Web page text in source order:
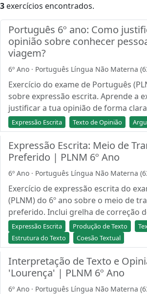
3 exercícios encontrados.
Português 6º ano: Como
opinião sobre conhecer
viagem?
6º Ano · Português Língua Não Materna
Exercício do exame de Português
sobre expressão escrita. Aprende a
justificar a tua opinião de forma
Expressão Escrita Texto de Opinião
Expressão Escrita: Meio de
Preferido | PLNM 6º Ano
6º Ano · Português Língua Não Materna
Exercício de expressão escrita do
(PLNM) do 6º ano sobre o meio de
preferido. Inclui grelha de correção
Expressão Escrita Produção de Texto
Estrutura do Texto
Coesão Textual
Interpretação de Texto e
'Lourença' | PLNM 6º Ano
6º Ano · Português Língua Não Materna